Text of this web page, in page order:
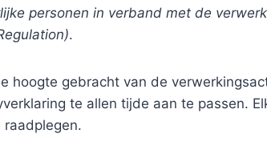
personen in verband met de
.
hoogte gebracht van de
te allen tijde aan te passen.